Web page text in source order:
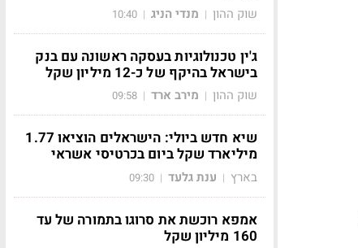
שוק ההון | מנדי הניג |
10:40
ג'ין טכנולוגיות בעסקה ראשונה עם בנק
בישראל בהיקף של כ-12 מיליון שקל
שוק ההון | מירב ארד |
09:58
שיא חדש ביולי: הישראלים הוציאו 1.77
מיליארד שקל ביום בכרטיסי אשראי
בארץ | ענת גלעד |
09:30
אמפא רוכשת את סרוגו בתמורה של עד
160 מיליון שקל